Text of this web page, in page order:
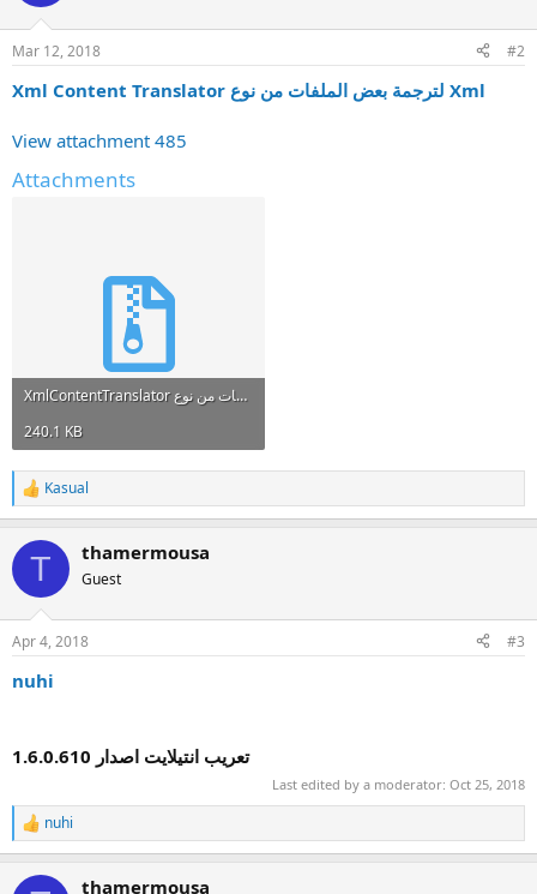
Mar 12, 2018 #2
Xml Content Translator لترجمة بعض الملفات من نوع Xml
View attachment 485
Attachments
XmlContentTranslator لترجمة بعض الملفات من نوع Xml.7z
240.1 KB
R
e
c
i
s
Kasual
T thamermousa
Guest
Apr 4, 2018 #3
nuhi
تعريب انتيلايت اصدار 1.6.0.610
Last edited by a moderator: Oct 25, 2018
R
e
c
nuhi
thamermousa